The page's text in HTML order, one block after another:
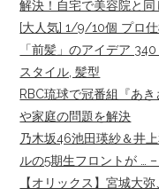
解決！自宅で美容院と同
[大人気] 1/9/10個 プロ
「前髪」のアイデア
スタイル, 髪型
RBC琉球で冠番組『あ
や家庭の問題を解決
乃木坂46池田瑛紗＆井
ルの5期生フロントが …
【オリックス】宮城大